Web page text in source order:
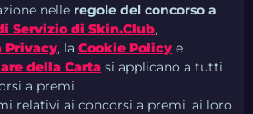
nelle regole del concorso a
Servizio di Skin.Club,
Privacy, la Cookie Policy e
della Carta si applicano a tutti
a premi.
relativi ai concorsi a premi, ai loro